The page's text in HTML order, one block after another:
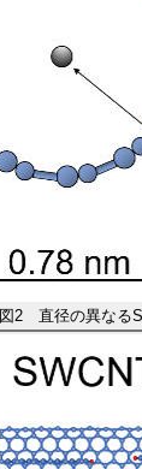
図2 直径の異なる